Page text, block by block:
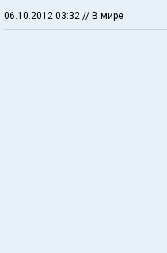
06.10.2012 03:32 // В мире